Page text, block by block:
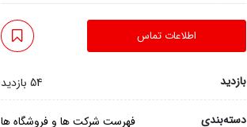
اطلاعات تماس
بازدید 54 بازدید
دسته‌بندی فهرست شرکت ها و فروشگاه ها